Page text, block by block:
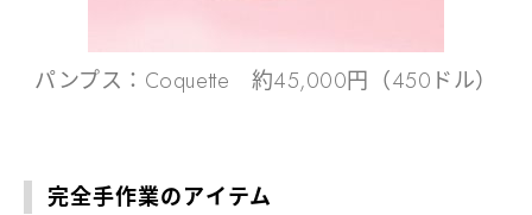
パンプス：Coquette 約45,000円（450ドル）
完全手作業のアイテム